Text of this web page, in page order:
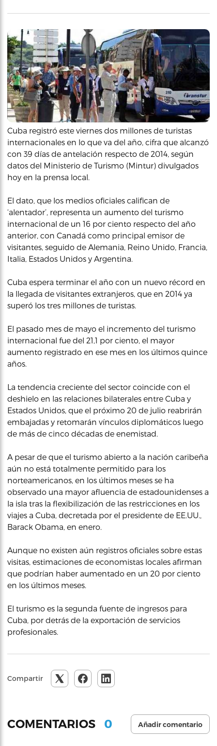
Cuba registró este viernes dos millones de turistas
internacionales en lo que va del año, cifra que alcanzó
con 39 días de antelación respecto de 2014, según
datos del Ministerio de Turismo (Mintur) divulgados
hoy en la prensa local.
El dato, que los medios oficiales califican de
‘alentador’, representa un aumento del turismo
internacional de un 16 por ciento respecto del año
anterior, con Canadá como principal emisor de
visitantes, seguido de Alemania, Reino Unido, Francia,
Italia, Estados Unidos y Argentina.
Cuba espera terminar el año con un nuevo récord en
la llegada de visitantes extranjeros, que en 2014 ya
superó los tres millones de turistas.
El pasado mes de mayo el incremento del turismo
internacional fue del 21,1 por ciento, el mayor
aumento registrado en ese mes en los últimos quince
años.
La tendencia creciente del sector coincide con el
deshielo en las relaciones bilaterales entre Cuba y
Estados Unidos, que el próximo 20 de julio reabrirán
embajadas y retomarán vínculos diplomáticos luego
de más de cinco décadas de enemistad.
A pesar de que el turismo abierto a la nación caribeña
aún no está totalmente permitido para los
norteamericanos, en los últimos meses se ha
observado una mayor afluencia de estadounidenses a
la isla tras la flexibilización de las restricciones en los
viajes a Cuba, decretada por el presidente de EE.UU.,
Barack Obama, en enero.
Aunque no existen aún registros oficiales sobre estas
visitas, estimaciones de economistas locales afirman
que podrían haber aumentado en un 20 por ciento
en los últimos meses.
El turismo es la segunda fuente de ingresos para
Cuba, por detrás de la exportación de servicios
profesionales.
Compartir
COMENTARIOS 0 Añadir comentario